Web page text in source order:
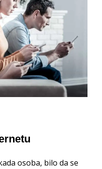
osoba, bilo da se